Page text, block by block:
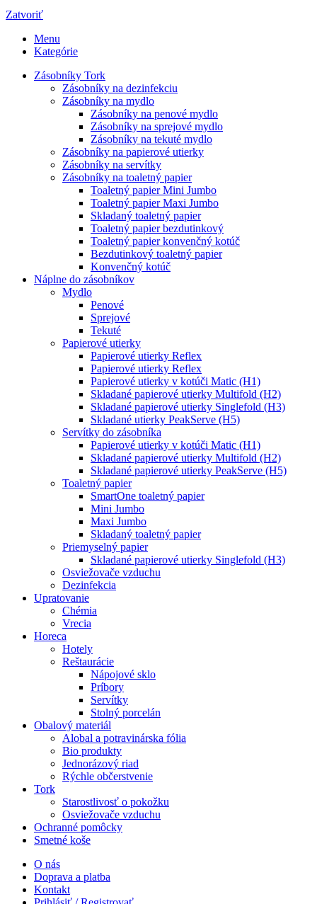
Zatvoriť
Menu
Kategórie
Zásobníky Tork
Zásobníky na dezinfekciu
Zásobníky na mydlo
Zásobníky na penové mydlo
Zásobníky na sprejové mydlo
Zásobníky na tekuté mydlo
Zásobníky na papierové utierky
Zásobníky na servítky
Zásobníky na toaletný papier
Toaletný papier Mini Jumbo
Toaletný papier Maxi Jumbo
Skladaný toaletný papier
Toaletný papier bezdutinkový
Toaletný papier konvenčný kotúč
Bezdutinkový toaletný papier
Konvenčný kotúč
Náplne do zásobníkov
Mydlo
Penové
Sprejové
Tekuté
Papierové utierky
Papierové utierky Reflex
Papierové utierky Reflex
Papierové utierky v kotúči Matic (H1)
Skladané papierové utierky Multifold (H2)
Skladané papierové utierky Singlefold (H3)
Skladané utierky PeakServe (H5)
Servítky do zásobníka
Papierové utierky v kotúči Matic (H1)
Skladané papierové utierky Multifold (H2)
Skladané papierové utierky PeakServe (H5)
Toaletný papier
SmartOne toaletný papier
Mini Jumbo
Maxi Jumbo
Skladaný toaletný papier
Priemyselný papier
Skladané papierové utierky Singlefold (H3)
Osviežovače vzduchu
Dezinfekcia
Upratovanie
Chémia
Vrecia
Horeca
Hotely
Reštaurácie
Nápojové sklo
Príbory
Servítky
Stolný porcelán
Obalový materiál
Alobal a potravinárska fólia
Bio produkty
Jednorázový riad
Rýchle občerstvenie
Tork
Starostlivosť o pokožku
Osviežovače vzduchu
Ochranné pomôcky
Smetné koše
O nás
Doprava a platba
Kontakt